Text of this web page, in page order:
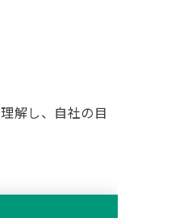
解し、自社の目